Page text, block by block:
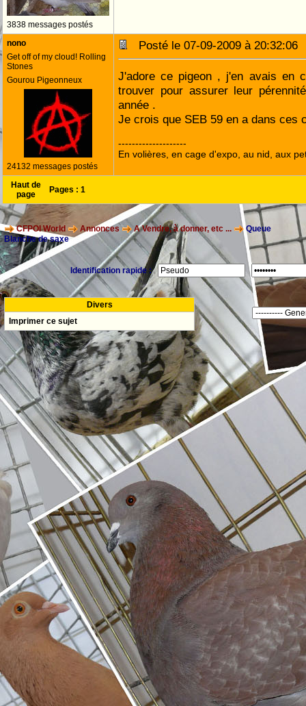
3838 messages postés
nono
Get off of my cloud! Rolling
Stones
Gourou Pigeonneux
24132 messages postés
Posté le 07-09-2009 à
J'adore ce pigeon , j'en avais en
trouver pour assurer leur
année .
Je crois que SEB 59 en a dans ces
--------------------
En volières, en cage d'expo, au nid, aux
Haut de
page
Pages : 1
CFPOI World Annonces A Vendre, à donner, etc ...
Queue
Blanche de saxe
Identification rapide :
Divers
Imprimer ce sujet